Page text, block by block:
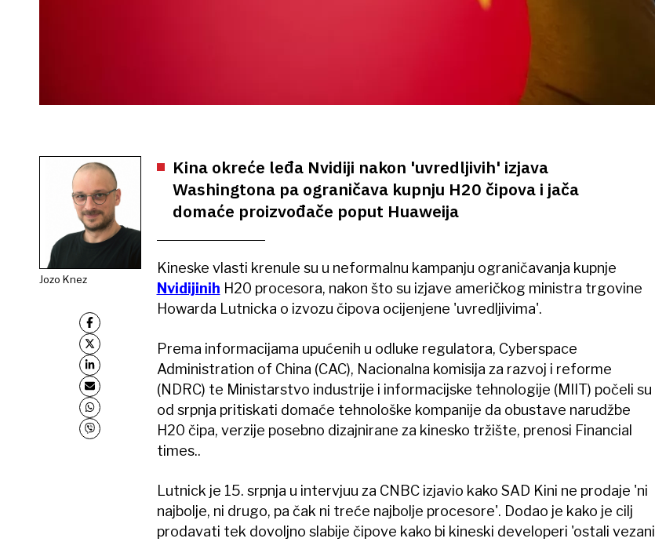
Jozo Knez
Kina okreće leđa Nvidiji nakon 'uvredljivih' izjava
Washingtona pa ograničava kupnju H20 čipova i jača
domaće proizvođače poput Huaweija
Kineske vlasti krenule su u neformalnu kampanju ograničavanja kupnje
Nvidijinih H20 procesora, nakon što su izjave američkog ministra trgovine
Howarda Lutnicka o izvozu čipova ocijenjene 'uvredljivima'.
Prema informacijama upućenih u odluke regulatora, Cyberspace
Administration of China (CAC), Nacionalna komisija za razvoj i reforme
(NDRC) te Ministarstvo industrije i informacijske tehnologije (MIIT) počeli su
od srpnja pritiskati domaće tehnološke kompanije da obustave narudžbe
H20 čipa, verzije posebno dizajnirane za kinesko tržište, prenosi Financial
times..
Lutnick je 15. srpnja u intervjuu za CNBC izjavio kako SAD Kini ne prodaje 'ni
najbolje, ni drugo, pa čak ni treće najbolje procesore'. Dodao je kako je cilj
prodavati tek dovoljno slabije čipove kako bi kineski developeri 'ostali vezani